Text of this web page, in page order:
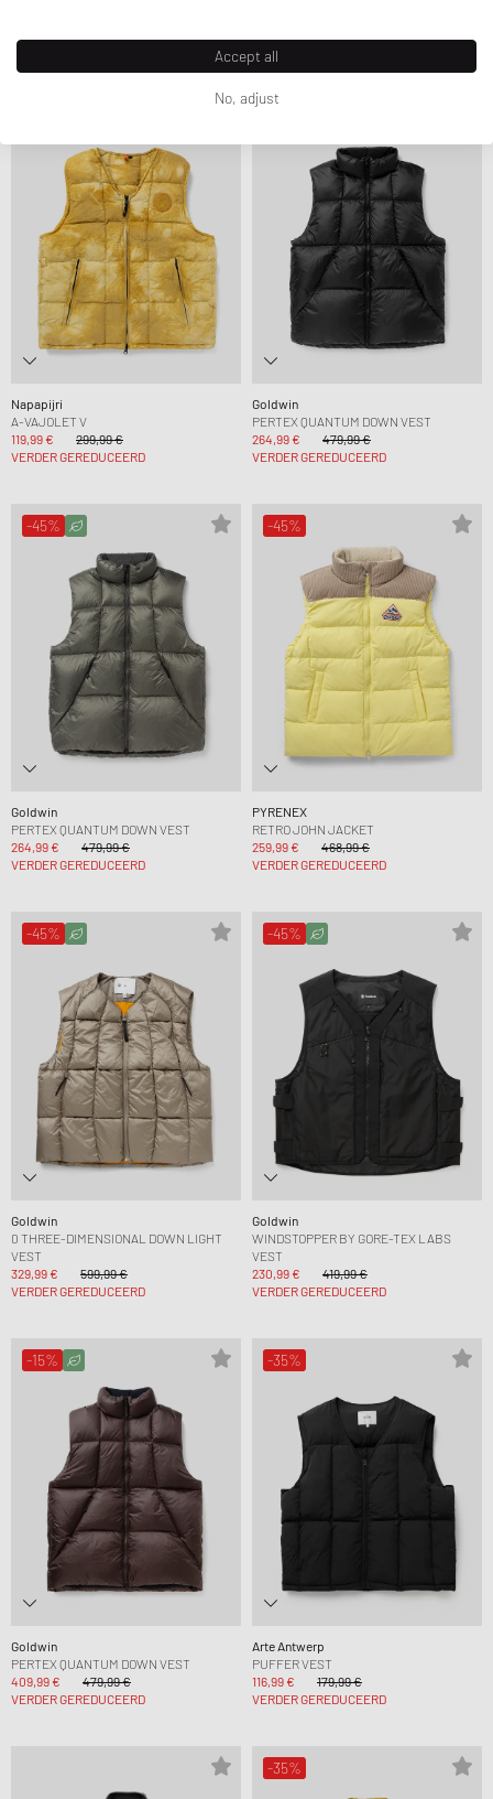
VERDER GEREDUCEERD
Napapijri
A-VAJOLET V
119,99 €
299,99 €
VERDER GEREDUCEERD
Goldwin
PERTEX QUANTUM DOWN VEST
264,99 €
479,99 €
VERDER GEREDUCEERD
-45%
Goldwin
PERTEX QUANTUM DOWN VEST
264,99 €
479,99 €
VERDER GEREDUCEERD
-45%
PYRENEX
RETRO JOHN JACKET
259,99 €
468,99 €
VERDER GEREDUCEERD
-45%
Goldwin
0 THREE-DIMENSIONAL DOWN LIGHT
VEST
329,99 €
599,99 €
VERDER GEREDUCEERD
-45%
Goldwin
WINDSTOPPER BY GORE-TEX LABS
VEST
230,99 €
419,99 €
VERDER GEREDUCEERD
-15%
Goldwin
PERTEX QUANTUM DOWN VEST
409,99 €
479,99 €
VERDER GEREDUCEERD
-35%
Arte Antwerp
PUFFER VEST
116,99 €
179,99 €
VERDER GEREDUCEERD
-35%
Accept all
No, adjust